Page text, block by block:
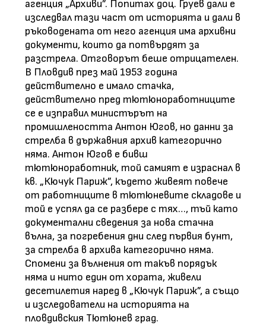
агенция „Архиви”. Попитах доц. Груев дали е
изследвал тази част от историята и дали в
ръководената от него агенция има архивни
документи, които да потвърдят за
разстрела. Отговорът беше отрицателен.
В Пловдив през май 1953 година
действително е имало стачка,
действително пред тютюноработниците
се е изправил министърът на
промишлеността Антон Югов, но данни за
стрелба в държавния архив категорично
няма. Антон Югов е бивш
тютюноработник, той самият е израснал в
кв. „Кючук Париж”, където живеят повече
от работниците в тютюневите складове и
той е успял да се разбере с тях…, тъй като
документални сведения за нова стачна
вълна, за погребения дни след първия бунт,
за стрелба в архива категорично няма.
Спомени за вълнения от такъв порядък
няма и нито един от хората, живели
десетилетия наред в „Кючук Париж”, а също
и изследователи на историята на
пловдивския Тютюнев град.